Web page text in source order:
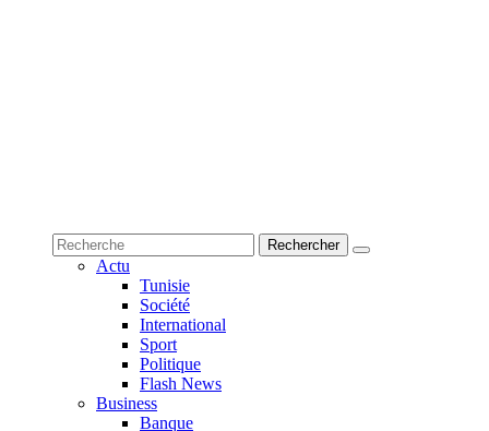
Actu
Tunisie
Société
International
Sport
Politique
Flash News
Business
Banque